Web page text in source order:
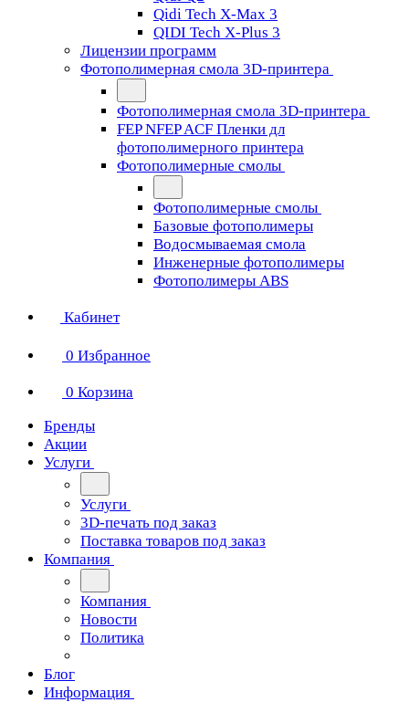
Qidi Tech X-Max 3
QIDI Tech X-Plus 3
Лицензии программ
Фотополимерная смола 3D-принтера
Фотополимерная смола 3D-принтера
FEP NFEP ACF Пленки дл
фотополимерного принтера
Фотополимерные смолы
Фотополимерные смолы
Базовые фотополимеры
Водосмываемая смола
Инженерные фотополимеры
Фотополимеры ABS
Кабинет
0 Избранное
0 Корзина
Бренды
Акции
Услуги
Услуги
3D-печать под заказ
Поставка товаров под заказ
Компания
Компания
Новости
Политика
Блог
Информация